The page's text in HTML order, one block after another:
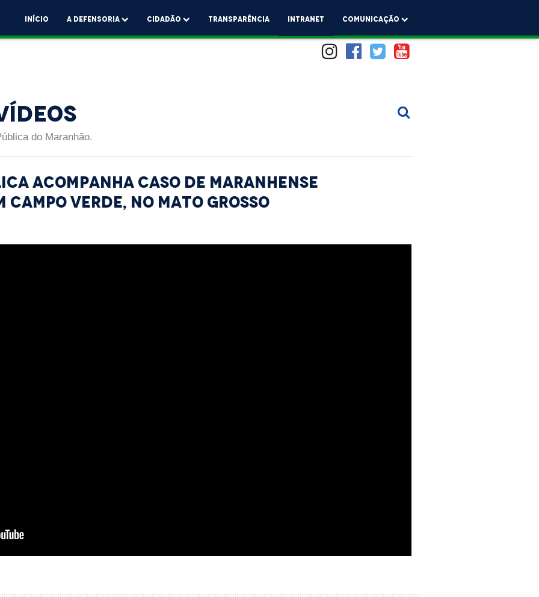
Início A Defensoria Cidadão Transparência Intranet comunicação
do Maranhão.
acompanha caso de maranhense
Campo Verde, no Mato Grosso